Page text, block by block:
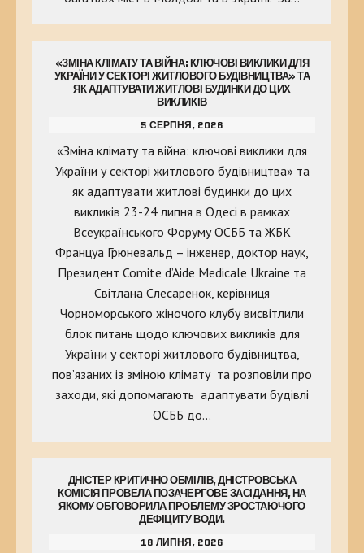
«ЗМІНА КЛІМАТУ ТА ВІЙНА: КЛЮЧОВІ ВИКЛИКИ ДЛЯ
УКРАЇНИ У СЕКТОРІ ЖИТЛОВОГО БУДІВНИЦТВА» ТА
ЯК АДАПТУВАТИ ЖИТЛОВІ БУДИНКИ ДО ЦИХ
ВИКЛИКІВ
5 СЕРПНЯ, 2026
«Зміна клімату та війна: ключові виклики для
України у секторі житлового будівництва» та
як адаптувати житлові будинки до цих
викликів 23-24 липня в Одесі в рамках
Всеукраїнського Форуму ОСББ та ЖБК
Француа Грюневальд – інженер, доктор наук,
Президент Comite d’Aide Medicale Ukraine та
Світлана Слесаренок, керівниця
Чорноморського жіночого клубу висвітлили
блок питань щодо ключових викликів для
України у секторі житлового будівництва,
пов’язаних із зміною клімату та розповіли про
заходи, які допомагають адаптувати будівлі
ОСББ до…
ДНІСТЕР КРИТИЧНО ОБМІЛІВ, ДНІСТРОВСЬКА
КОМІСІЯ ПРОВЕЛА ПОЗАЧЕРГОВЕ ЗАСІДАННЯ, НА
ЯКОМУ ОБГОВОРИЛА ПРОБЛЕМУ ЗРОСТАЮЧОГО
ДЕФІЦИТУ ВОДИ.
18 ЛИПНЯ, 2026